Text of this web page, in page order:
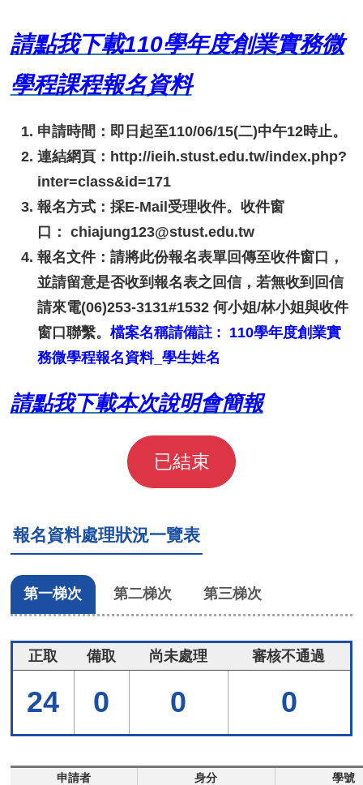
請點我下載110學年度創業實務微
學程課程報名資料
申請時間：即日起至110/06/15(二)中午12時止。
連結網頁：http://ieih.stust.edu.tw/index.php?
inter=class&id=171
報名方式：採E-Mail受理收件。收件窗
口： chiajung123@stust.edu.tw
報名文件：請將此份報名表單回傳至收件窗口，
並請留意是否收到報名表之回信，若無收到回信
請來電(06)253-3131#1532 何小姐/林小姐與收件
窗口聯繫。檔案名稱請備註 : 110學年度創業實
務微學程報名資料_學生姓名
請點我下載本次說明會簡報
已結束
報名資料處理狀況一覽表
第一梯次 第二梯次 第三梯次
正取 備取 尚未處理 審核不通過
24 0 0 0
申請者 身分 學號